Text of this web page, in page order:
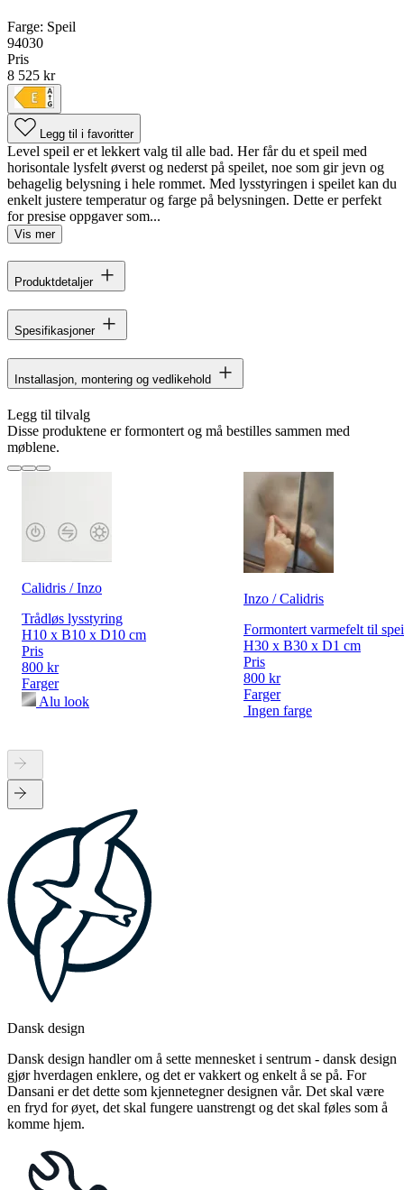
Farge: Speil
94030
Pris
8 525 kr
Legg til i favoritter
Level speil er et lekkert valg til alle bad. Her får du et speil med
horisontale lysfelt øverst og nederst på speilet, noe som gir jevn og
behagelig belysning i hele rommet. Med lysstyringen i speilet kan du
enkelt justere temperatur og farge på belysningen. Dette er perfekt
for presise oppgaver som...
Vis mer
Produktdetaljer
Spesifikasjoner
Installasjon, montering og vedlikehold
Legg til tilvalg
Disse produktene er formontert og må bestilles sammen med
møblene.
Calidris / Inzo
Trådløs lysstyring
H10 x B10 x D10 cm
Pris
800 kr
Farger
Alu look
Inzo / Calidris
Formontert varmefelt til
H30 x B30 x D1 cm
Pris
800 kr
Farger
Ingen farge
Dansk design
Dansk design handler om å sette mennesket i sentrum - dansk design
gjør hverdagen enklere, og det er vakkert og enkelt å se på. For
Dansani er det dette som kjennetegner designen vår. Det skal være
en fryd for øyet, det skal fungere uanstrengt og det skal føles som å
komme hjem.